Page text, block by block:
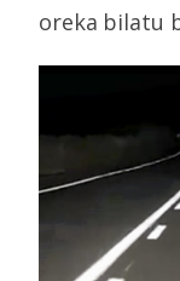
oreka bilatu